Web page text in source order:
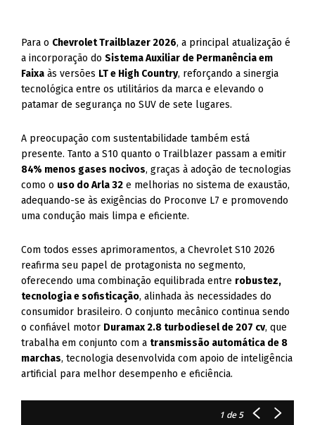
Para o Chevrolet Trailblazer 2026, a principal atualização é
a incorporação doSistema Auxiliar de Permanência em
Faixa às versões LT e High Country, reforçando a sinergia
tecnológica entre os utilitários da marca e elevando o
patamar de segurança no SUV de sete lugares.
A preocupação com sustentabilidade também está
presente. Tanto a S10 quanto o Trailblazer passam a emitir
84% menos gases nocivos, graças à adoção de tecnologias
como o uso do Arla 32 e melhorias no sistema de exaustão,
adequando-se às exigências do Proconve L7 e promovendo
uma condução mais limpa e eficiente.
Com todos esses aprimoramentos, a Chevrolet S10 2026
reafirma seu papel de protagonista no segmento,
oferecendo uma combinação equilibrada entre robustez,
tecnologia e sofisticação, alinhada às necessidades do
consumidor brasileiro. O conjunto mecânico continua sendo
o confiável motor Duramax 2.8 turbodiesel de 207 cv, que
trabalha em conjunto com a transmissão automática de 8
marchas, tecnologia desenvolvida com apoio de inteligência
artificial para melhor desempenho e eficiência.
1de 5